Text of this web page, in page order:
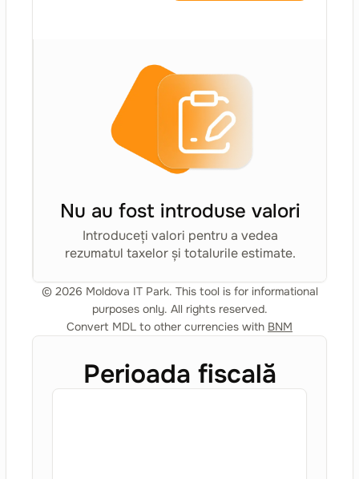
Nu au fost introduse valori
Introduceți valori pentru a vedea
rezumatul taxelor și totalurile estimate.
© 2026 Moldova IT Park. This tool is for informational
purposes only. All rights reserved.
Convert MDL to other currencies with BNM
Perioada fiscală